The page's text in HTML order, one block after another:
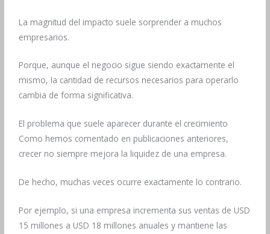
La magnitud del impacto suele sorprender a muchos
empresarios.
Porque, aunque el negocio sigue siendo exactamente el
mismo, la cantidad de recursos necesarios para operarlo
cambia de forma significativa.
El problema que suele aparecer durante el crecimiento
Como hemos comentado en publicaciones anteriores,
crecer no siempre mejora la liquidez de una empresa.
De hecho, muchas veces ocurre exactamente lo contrario.
Por ejemplo, si una empresa incrementa sus ventas de USD
15 millones a USD 18 millones anuales y mantiene las